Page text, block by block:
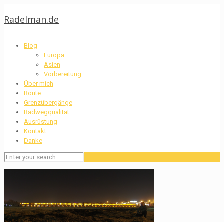
Radelman.de
Blog
Europa
Asien
Vorbereitung
Über mich
Route
Grenzübergänge
Radwegqualität
Ausrüstung
Kontakt
Danke